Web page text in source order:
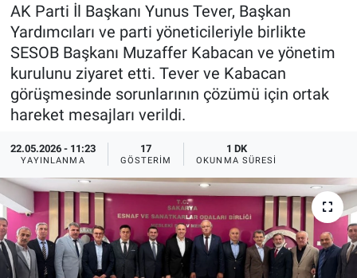
AK Parti İl Başkanı Yunus Tever, Başkan
Yardımcıları ve parti yöneticileriyle birlikte
SESOB Başkanı Muzaffer Kabacan ve yönetim
kurulunu ziyaret etti. Tever ve Kabacan
görüşmesinde sorunlarının çözümü için ortak
hareket mesajları verildi.
22.05.2026 - 11:23
YAYINLANMA
17
GÖSTERIM
1 DK
OKUNMA SÜRESI